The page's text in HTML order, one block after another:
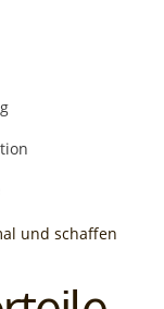
und schaffen